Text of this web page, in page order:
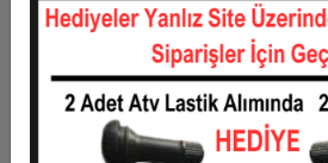
12
428,83 TL
Taksit Taksit Tutarı